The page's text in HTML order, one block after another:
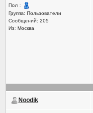
Пол :
Группа: Пользователи
Сообщений: 205
Из: Москва
Noodik